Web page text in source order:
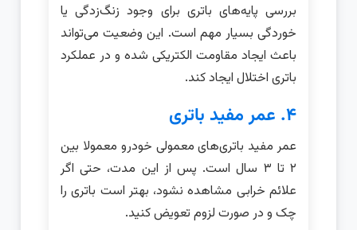
بررسی پایه‌های باتری برای وجود زنگ‌زدگی یا
خوردگی بسیار مهم است. این وضعیت می‌تواند
باعث ایجاد مقاومت الکتریکی شده و در عملکرد
باتری اختلال ایجاد کند.
۴. عمر مفید باتری
عمر مفید باتری‌های معمولی خودرو معمولا بین
۲ تا ۳ سال است. پس از این مدت، حتی اگر
علائم خرابی مشاهده نشود، بهتر است باتری را
چک و در صورت لزوم تعویض کنید.